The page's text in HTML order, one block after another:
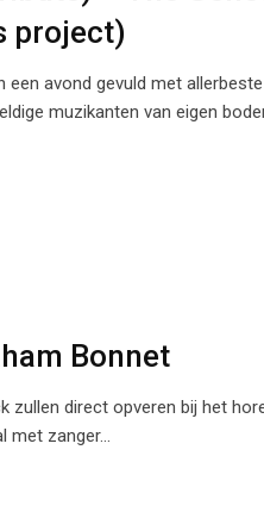
project)
een avond gevuld met
muzikanten van eigen
Bonnet
zullen direct opveren bij het
met zanger…